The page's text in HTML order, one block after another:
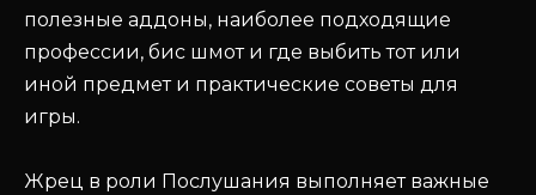
полезные аддоны, наиболее подходящие
профессии, бис шмот и где выбить тот или
иной предмет и практические советы для
игры.
Жрец в роли Послушания выполняет важные